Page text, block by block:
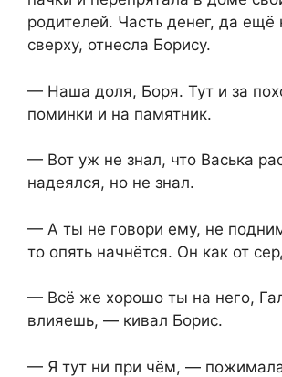
родителей. Часть денег, да ещё
сверху, отнесла Борису.
— Наша доля, Боря. Тут и за
поминки и на памятник.
— Вот уж не знал, что Васька
надеялся, но не знал.
— А ты не говори ему, не
то опять начнётся. Он как от
— Всё же хорошо ты на него,
влияешь, — кивал Борис.
— Я тут ни при чём, —